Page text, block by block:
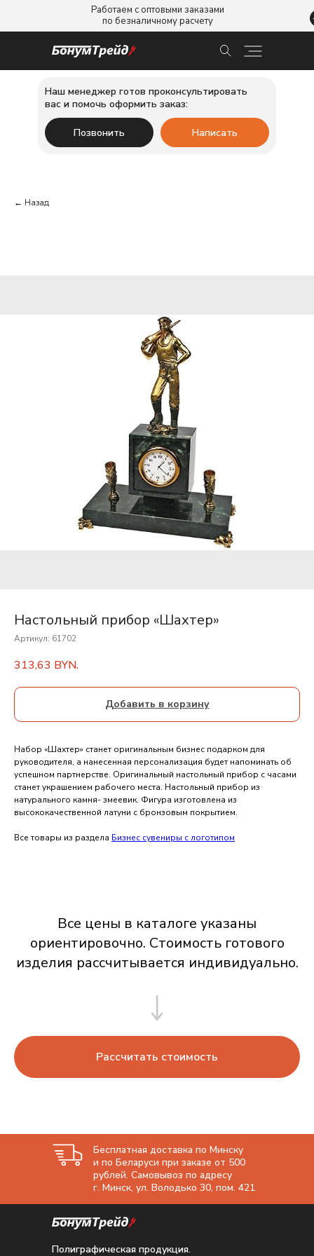
Работаем с оптовыми заказами
по безналичному расчету
Позвонить
Наш менеджер готов проконсультировать
вас и помочь оформить заказ:
Написать
← Назад
Настольный прибор «Шахтер»
Артикул: 61702
313,63 BYN.
Добавить в корзину
Набор «Шахтер» станет оригинальным бизнес подарком для
руководителя, а нанесенная персонализация будет напоминать об
успешном партнерстве. Оригинальный настольный прибор с часами
станет украшением рабочего места. Настольный прибор из
натурального камня- змеевик. Фигура изготовлена из
высококачественной латуни с бронзовым покрытием.
Все товары из раздела Бизнес сувениры с логотипом
Все цены в каталоге указаны
ориентировочно. Стоимость готового
изделия рассчитывается индивидуально.
Рассчитать стоимость
Бесплатная доставка по Минску
и по Беларуси при заказе от 500
рублей. Самовывоз по адресу
г. Минск, ул. Володько 30, пом. 421
Полиграфическая продукция.